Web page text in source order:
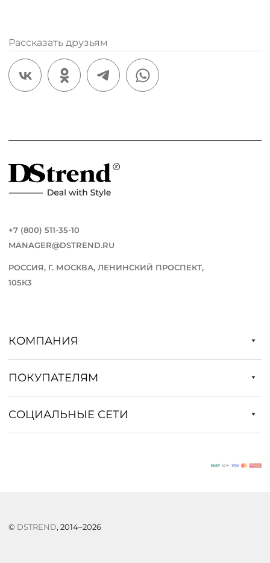
Рассказать друзьям
+7 (800) 511-35-10
MANAGER@DSTREND.RU
РОССИЯ, Г. МОСКВА, ЛЕНИНСКИЙ ПРОСПЕКТ,
105К3
КОМПАНИЯ
ПОКУПАТЕЛЯМ
СОЦИАЛЬНЫЕ СЕТИ
© DSTREND, 2014–2026